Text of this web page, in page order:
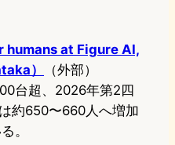
humans at Figure AI,
）
（外部）
台超、2026年第2四
約650〜660人へ増加
。